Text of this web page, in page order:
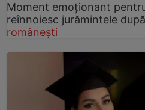
Moment emoționant
reînnoiesc jurămintele
românești